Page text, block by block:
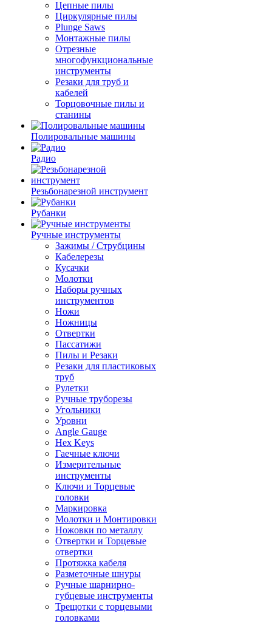
Цепные пилы
Циркулярные пилы
Plunge Saws
Монтажные пилы
Отрезные
многофункциональные
инструменты
Резаки для труб и
кабелей
Торцовочные пилы и
станины
Полировальные машины
Радио
Резьбонарезной инструмент
Рубанки
Ручные инструменты
Зажимы / Струбцины
Кабелерезы
Кусачки
Молотки
Наборы ручных
инструментов
Ножи
Ножницы
Отвертки
Пассатижи
Пилы и Резаки
Резаки для пластиковых
труб
Рулетки
Ручные труборезы
Угольники
Уровни
Angle Gauge
Hex Keys
Гаечные ключи
Измерительные
инструменты
Ключи и Торцевые
головки
Маркировка
Молотки и Монтировки
Ножовки по металлу
Отвертки и Торцевые
отвертки
Протяжка кабеля
Разметочные шнуры
Ручные шарнирно-
губцевые инструменты
Трещотки с торцевыми
головками